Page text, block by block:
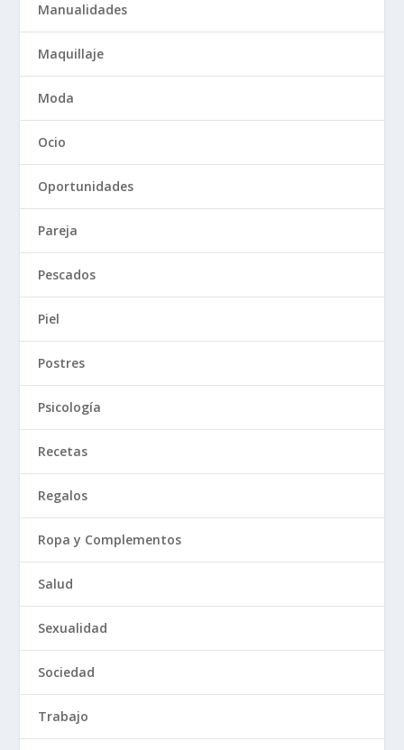
Manualidades
Maquillaje
Moda
Ocio
Oportunidades
Pareja
Pescados
Piel
Postres
Psicología
Recetas
Regalos
Ropa y Complementos
Salud
Sexualidad
Sociedad
Trabajo